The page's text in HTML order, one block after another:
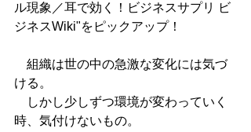
ル現象／耳で効く！ビジネスサプリ ビ
ジネスWiki"をピックアップ！
組織は世の中の急激な変化には気づ
ける。
しかし少しずつ環境が変わっていく
時、気付けないもの。